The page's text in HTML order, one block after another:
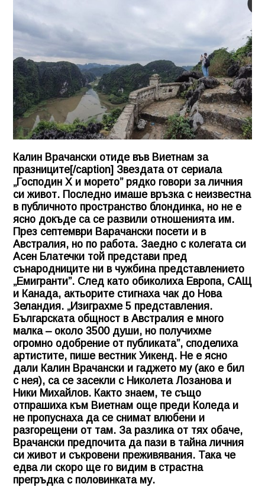
Калин Врачански отиде във Виетнам за
празниците[/caption] Звездата от сериала
„Господин Х и морето” рядко говори за личния
си живот. Последно имаше връзка с неизвестна
в публичното пространство блондинка, но не е
ясно докъде са се развили отношенията им.
През септември Варачански посети и в
Австралия, но по работа. Заедно с колегата си
Асен Блатечки той представи пред
сънародниците ни в чужбина представлението
„Емигранти”. След като обиколиха Европа, САЩ
и Канада, актьорите стигнаха чак до Нова
Зеландия. „Изиграхме 5 представления.
Българската общност в Австралия е много
малка – около 3500 души, но получихме
огромно одобрение от публиката”, споделиха
артистите, пише вестник Уикенд. Не е ясно
дали Калин Врачански и гаджето му (ако е бил
с нея), са се засекли с Николета Лозанова и
Ники Михайлов. Както знаем, те също
отпрашиха към Виетнам още преди Коледа и
не пропуснаха да се снимат влюбени и
разгорещени от там. За разлика от тях обаче,
Врачански предпочита да пази в тайна личния
си живот и съкровени преживявания. Така че
едва ли скоро ще го видим в страстна
прегръдка с половинката му.